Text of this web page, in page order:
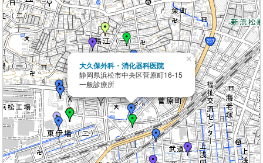
大久保外科・消化器科医院
静岡県浜松市中央区菅原町16-15
一般診療所
×